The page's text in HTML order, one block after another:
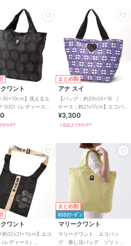
ワント
】洗えるエ
0001（レディース）
QUANT）
8%OFF
まとめ割
アナ スイ
【バッグ：約29x26x18 /
ケース：約21x17cm】エコバ
ッグ （ANNA SUI）
¥3,300
2点以上で8%OFF
ワント
約32x31x11cm】エコ
レディース）
まとめ割
¥888ｸｰﾎﾟﾝ
マリークワント
マリークワント エコバッ
グ 推し活バッグ ソリッ